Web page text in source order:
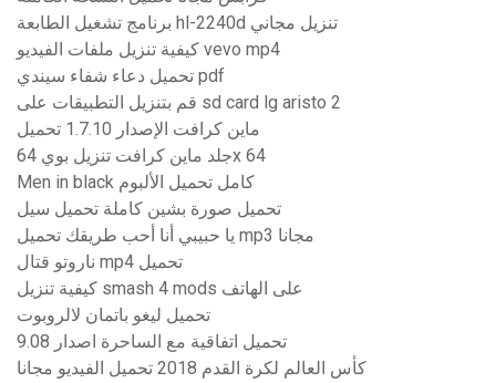
برنامج تشغيل الطابعة hl-2240d تنزيل مجاني
كيفية تنزيل ملفات الفيديو vevo mp4
تحميل دعاء شفاء سيندي pdf
قم بتنزيل التطبيقات على sd card lg aristo 2
ماين كرافت الإصدار 1.7.10 تحميل
جلد ماين كرافت تنزيل بوي 64x 64
Men in black كامل تحميل الألبوم
تحميل صورة بشين كاملة تحميل سيل
يا حبيبي أنا أحب طريقك تحميل mp3 مجانا
ناروتو قتال mp4 تحميل
كيفية تنزيل smash 4 mods على الهاتف
تحميل ليغو باتمان لالروبوت
تحميل اتفاقية مع الساحرة اصدار 9.08
كأس العالم لكرة القدم 2018 تحميل الفيديو مجانا